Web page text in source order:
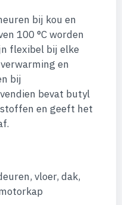
bij kou en
100 °C worden
flexibel bij elke
en
bij
bevat butyl
en geeft het
vloer, dak,